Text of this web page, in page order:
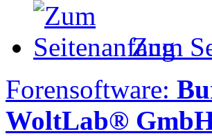
Zum
Forensoftware:
WoltLab®